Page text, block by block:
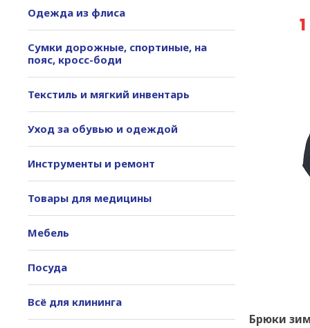
Одежда из флиса
Сумки дорожные, спортиные, на
пояс, кросс-боди
Текстиль и мягкий инвентарь
Уход за обувью и одеждой
Инструменты и ремонт
Товары для медицины
Мебель
Посуда
Всё для клининга
Брюки